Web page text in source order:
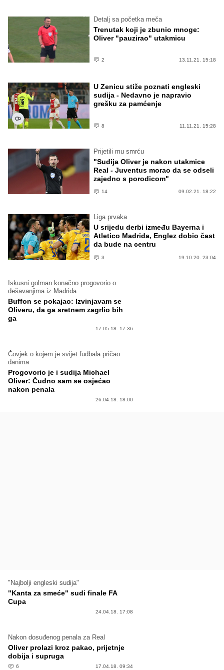
Detalj sa početka meča
Trenutak koji je zbunio mnoge:
Oliver "pauzirao" utakmicu
2 13.11.21. 15:18
U Zenicu stiže poznati engleski
sudija - Nedavno je napravio
grešku za pamćenje
8 11.11.21. 15:28
Prijetili mu smrću
"Sudija Oliver je nakon utakmice
Real - Juventus morao da se odseli
zajedno s porodicom"
14 09.02.21. 18:22
Liga prvaka
U srijedu derbi između Bayerna i
Atletico Madrida, Englez dobio čast
da bude na centru
3 19.10.20. 23:04
Iskusni golman konačno progovorio o
dešavanjima iz Madrida
Buffon se pokajao: Izvinjavam se
Oliveru, da ga sretnem zagrlio bih
ga
17.05.18. 17:36
Čovjek o kojem je svijet fudbala pričao
danima
Progovorio je i sudija Michael
Oliver: Čudno sam se osjećao
nakon penala
26.04.18. 18:00
"Najbolji engleski sudija"
"Kanta za smeće" sudi finale FA
Cupa
24.04.18. 17:08
Nakon dosuđenog penala za Real
Oliver prolazi kroz pakao, prijetnje
dobija i supruga
6 17.04.18. 09:34